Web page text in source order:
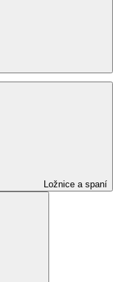
Ložnice a spaní